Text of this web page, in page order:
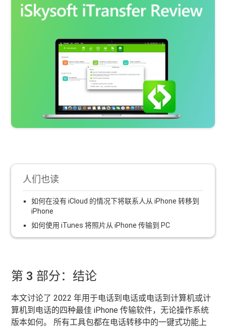
人们也读
如何在没有 iCloud 的情况下将联系人从 iPhone 转移到
iPhone
如何使用 iTunes 将照片从 iPhone 传输到 PC
第 3 部分：结论
本文讨论了 2022 年用于电话到电话或电话到计算机或计
算机到电话的四种最佳 iPhone 传输软件，无论操作系统
版本如何。 所有工具包都在电话转移中的一键式功能上